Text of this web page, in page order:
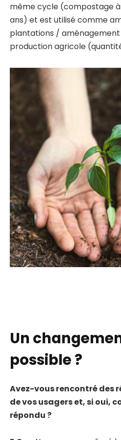
même cycle (compostage
ans) et est utilisé comme
plantations / aménagement
production agricole
Un
possible ?
Avez-vous rencontré des
de vos usagers et, si oui,
répondu ?